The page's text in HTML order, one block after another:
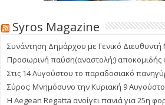
Syros Magazine
Συνάντηση Δημάρχου με Γενικό Διευθυντή
Προσωρινή παύση(αναστολή;)
Στις 14 Αυγούστου το παραδοσιακό
Σύρος: Μνημόσυνο την Κυριακή 9
Η Aegean Regatta ανοίγει πανιά για 25η